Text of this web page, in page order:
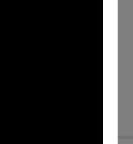
The Spring
Info Desk one hour
per person. Available
12:00 pm.